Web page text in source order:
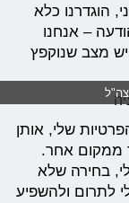
הוגדרנו כלא
– אנחנו
מצב שנוקפץ
צה"ל
שלי, אותן
ממקום אחר.
בחירה שלא
לתרום ולהשפיע